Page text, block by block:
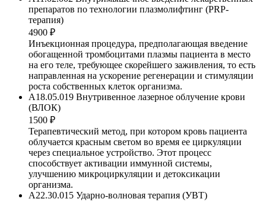
препаратов по технологии плазмолифтинг (PRP-
терапия)
4900 ₽
Инъекционная процедура, предполагающая введение
обогащенной тромбоцитами плазмы пациента в место
на его теле, требующее скорейшего заживления, то есть
направленная на ускорение регенерации и стимуляции
роста собственных клеток организма.
A18.05.019 Внутривенное лазерное облучение крови
(ВЛОК)
1500 ₽
Терапевтический метод, при котором кровь пациента
облучается красным светом во время ее циркуляции
через специальное устройство. Этот процесс
способствует активации иммунной системы,
улучшению микроциркуляции и детоксикации
организма.
A22.30.015 Ударно-волновая терапия (УВТ)